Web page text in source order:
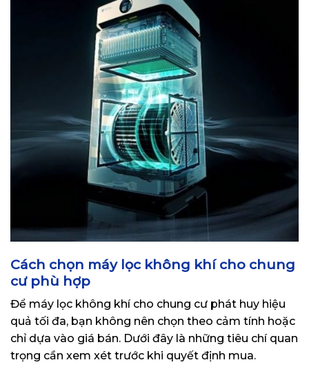
Cách chọn máy lọc không khí cho chung
cư phù hợp
Để máy lọc không khí cho chung cư phát huy hiệu
quả tối đa, bạn không nên chọn theo cảm tính hoặc
chỉ dựa vào giá bán. Dưới đây là những tiêu chí quan
trọng cần xem xét trước khi quyết định mua.